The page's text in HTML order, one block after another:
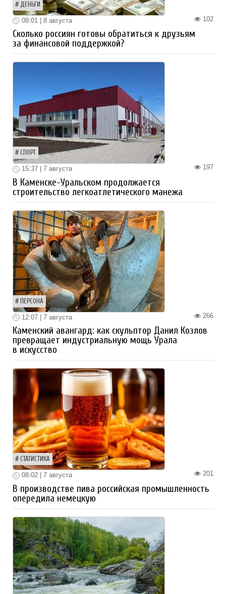
ДЕНЬГИ
102
08:01 | 8 августа
Сколько россиян готовы обратиться к друзьям
за финансовой поддержкой?
СПОРТ
197
15:37 | 7 августа
В Каменске-Уральском продолжается
строительство легкоатлетического манежа
ПЕРСОНА
266
12:07 | 7 августа
Каменский авангард: как скульптор Данил Козлов
превращает индустриальную мощь Урала
в искусство
СТАТИСТИКА
201
08:02 | 7 августа
В производстве пива российская промышленность
опередила немецкую